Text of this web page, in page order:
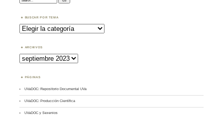
BUSCAR POR TEMA
Buscar
por
Tema
ARCHIVOS
Archivos
PÁGINAS
UVaDOC: Repositorio Documental UVa
UVaDOC: Producción Científica
UVaDOC y Sexenios